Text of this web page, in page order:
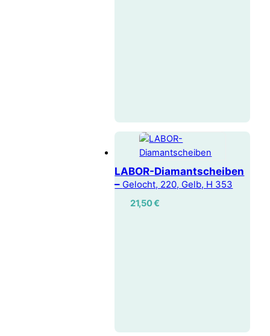
LABOR-Diamantscheiben
– Gelocht, 220, Gelb, H 353
21,50€